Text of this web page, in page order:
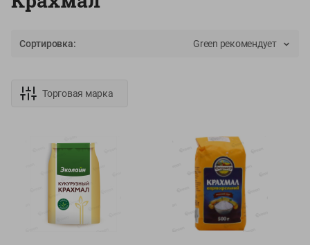
Сортировка: Green рекомендует
Торговая марка